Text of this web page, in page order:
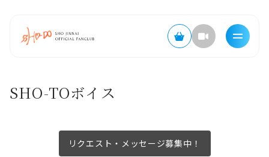
SHO-TOボイス
リクエスト・メッセージ募集中！